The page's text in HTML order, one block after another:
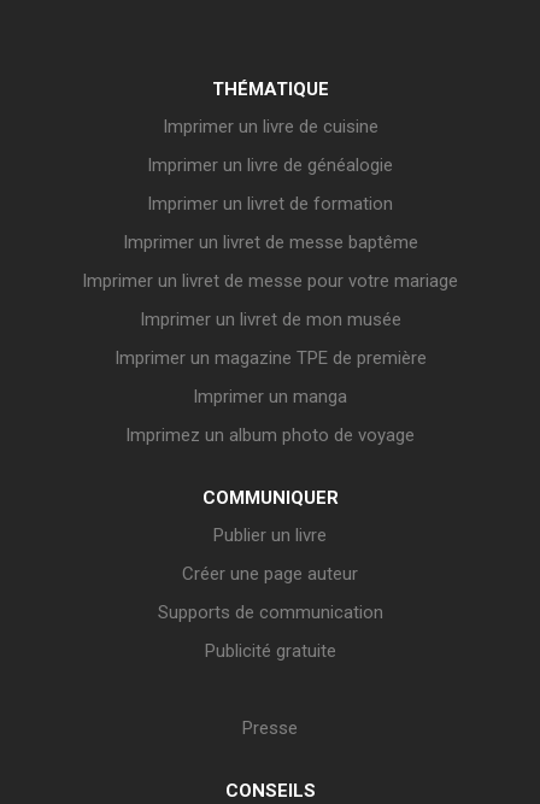
THÉMATIQUE
Imprimer un livre de cuisine
Imprimer un livre de généalogie
Imprimer un livret de formation
Imprimer un livret de messe baptême
Imprimer un livret de messe pour votre mariage
Imprimer un livret de mon musée
Imprimer un magazine TPE de première
Imprimer un manga
Imprimez un album photo de voyage
COMMUNIQUER
Publier un livre
Créer une page auteur
Supports de communication
Publicité gratuite
Presse
CONSEILS